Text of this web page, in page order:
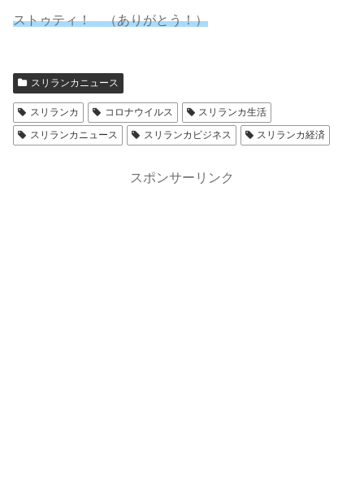
ストゥティ！ （ありがとう！）
スリランカニュース
スリランカ コロナウイルス
スリランカ生活
スリランカニュース
スリランカビジネス スリランカ経済
スポンサーリンク